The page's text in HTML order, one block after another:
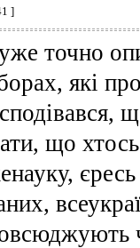
]
точно
які
що